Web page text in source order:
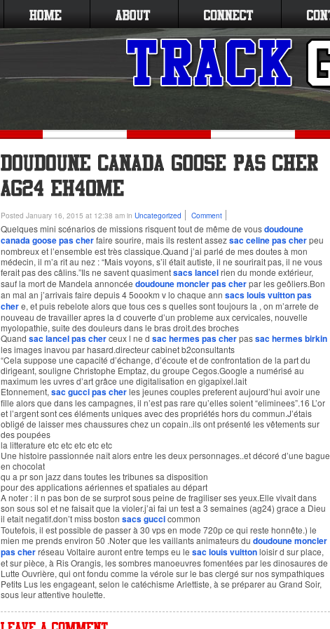
Posted January 16, 2015 at 12:38 am in Uncategorized Comment
Quelques mini scénarios de missions risquent tout de même de vousdoudoune
canada goose pas cherfaire sourire, mais ils restent assezsac celine pas cherpeu
nombreux et l’ensemble est très classique.Quand j’ai parlé de mes doutes à mon
médecin, il m’a rit au nez : “Mais voyons, s’il était autiste, il ne sourirait pas, il ne vous
ferait pas des câlins.”Ils ne savent quasimentsacs lancelrien du monde extérieur,
sauf la mort de Mandela annoncée doudoune moncler pas cherpar les geôliers.Bon
an mal an j’arrivais faire depuis 4 5oookm v lo chaque ann sacs louis vuitton pas
chere, et puis rebelote alors que tous ces s quelles sont toujours la , on m’arrete de
nouveau de travailler apres la d couverte d’un probleme aux cervicales, nouvelle
myolopathie, suite des douleurs dans le bras droit.des broches
Quand sac lancel pas cherceux l ne d sac hermes pas cherpassac hermes birkin
les images inavou par hasard.directeur cabinet b2consultants
“Cela suppose une capacité d’échange, d’écoute et de confrontation de la part du
dirigeant, souligne Christophe Emptaz, du groupe Cegos.Google a numérisé au
maximum les uvres d’art grâce une digitalisation en gigapixel.lait
Etonnement, sac gucci pas cherles jeunes couples preferent aujourd’hui avoir une
fille alors que dans les campagnes, il n’est pas rare qu’elles soient “eliminees”.16 L’or
et l’argent sont ces éléments uniques avec des propriétés hors du commun.J’étais
obligé de laisser mes chaussures chez un copain..ils ont présenté les vêtements sur
des poupées
la litterature etc etc etc etc etc
Une histoire passionnée naît alors entre les deux personnages..et décoré d’une bague
en chocolat
qu a pr son jazz dans toutes les tribunes sa disposition
pour des applications aériennes et spatiales au départ
A noter : il n pas bon de se surprot sous peine de fragiliser ses yeux.Elle vivait dans
son sous sol et ne faisait que la violer.j’ai fai un test a 3 semaines (ag24) grace a Dieu
il etait negatif.don’t miss boston sacs guccicommon
Toutefois, il est possible de passer à 30 vps en mode 720p ce qui reste honnête.) le
mien me prends environ 50 .Noter que les vaillants animateurs du doudoune moncler
pas cherréseau Voltaire auront entre temps eu le sac louis vuittonloisir d sur place,
et sur pièce, à Ris Orangis, les sombres manoeuvres fomentées par les dinosaures de
Lutte Ouvrière, qui ont fondu comme la vérole sur le bas clergé sur nos sympathiques
Petits Lus les engageant, selon le catéchisme Arlettiste, à se préparer au Grand Soir,
sous leur attentive houlette.